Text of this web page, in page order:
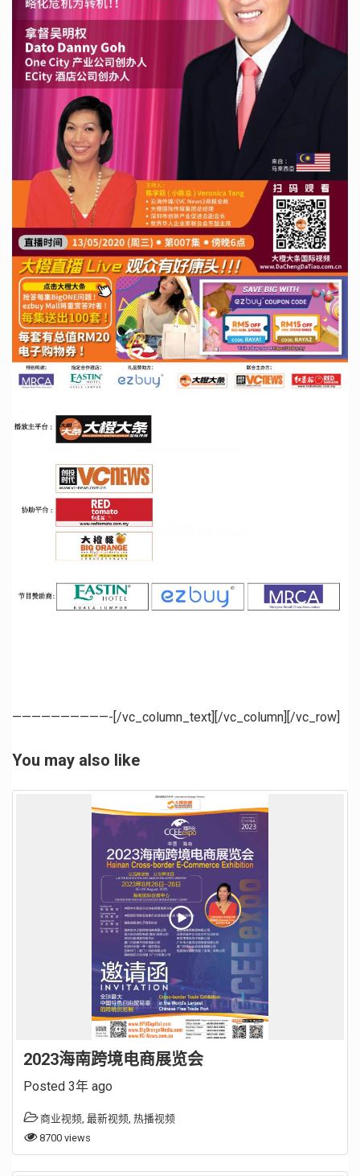
——————————-[/vc_column_text][/vc_column][/vc_row]
You may also like
2023海南跨境电商展览会
Posted 3年 ago
商业视频 最新视频 热播视频
8700 views